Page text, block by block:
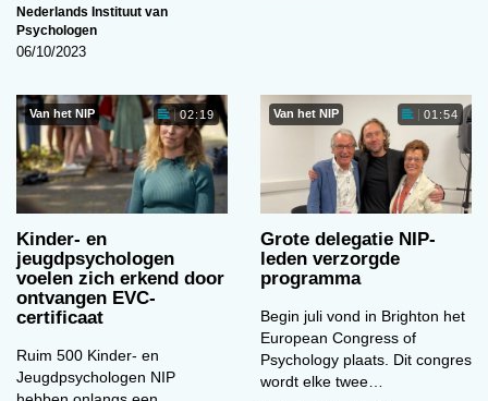
Nederlands Instituut van
Psychologen
06/10/2023
Van het NIP 02:19
Kinder- en
jeugdpsychologen
voelen zich erkend door
ontvangen EVC-
certificaat
Ruim 500 Kinder- en
Jeugdpsychologen NIP
Van het NIP 01:54
Grote delegatie NIP-
leden verzorgde
programma
Begin juli vond in Brighton het
European Congress of
Psychology plaats. Dit congres
wordt elke twee…